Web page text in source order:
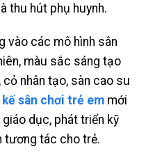
thu hút phụ huynh.
vào các mô hình sân
màu sắc sáng tạo
cỏ nhân tạo, sàn cao su
sân chơi trẻ em mới
dục, phát triển kỹ
tương tác cho trẻ.